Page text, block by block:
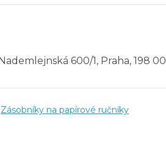
600/1, Praha, 198 00
Zásobníky na papírové ručníky